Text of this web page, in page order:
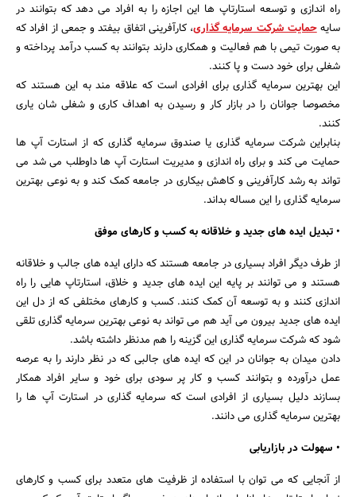
جستجو
راه اندازی و توسعه استارتاپ ها این اجازه را به افراد می دهد که بتوانند در
سایهحمایت شرکت سرمایه گذاری، کارآفرینی اتفاق بیفتد و جمعی از افراد که
به صورت تیمی با هم فعالیت و همکاری دارند بتوانند به کسب درآمد پرداخته و
شغلی برای خود دست و پا کنند.
این بهترین سرمایه گذاری برای افرادی است که علاقه مند به این هستند که
مخصوصا جوانان را در بازار کار و رسیدن به اهداف کاری و شغلی شان یاری
کنند.
بنابراین شرکت سرمایه گذاری یا صندوق سرمایه گذاری که از استارت آپ ها
حمایت می کند و برای راه اندازی و مدیریت استارت آپ ها داوطلب می شد می
تواند به رشد کارآفرینی و کاهش بیکاری در جامعه کمک کند و به نوعی بهترین
سرمایه گذاری را این مساله بداند.
• تبدیل ایده های جدید و خلاقانه به کسب و کارهای موفق
از طرف دیگر افراد بسیاری در جامعه هستند که دارای ایده های جالب و خلاقانه
هستند و می توانند بر پایه این ایده های جدید و خلاق، استارتاپ هایی را راه
اندازی کنند و به توسعه آن کمک کنند. کسب و کارهای مختلفی که از دل این
ایده های جدید بیرون می آید هم می تواند به نوعی بهترین سرمایه گذاری تلقی
شود که شرکت سرمایه گذاری این گزینه را هم مدنظر داشته باشد.
دادن میدان به جوانان در این که ایده های جالبی که در نظر دارند را به عرصه
عمل درآورده و بتوانند کسب و کار پر سودی برای خود و سایر افراد همکار
بسازند دلیل بسیاری از افرادی است که سرمایه گذاری در استارت آپ ها را
بهترین سرمایه گذاری می دانند.
• سهولت در بازاریابی
از آنجایی که می توان با استفاده از ظرفیت های متعدد برای کسب و کارهای